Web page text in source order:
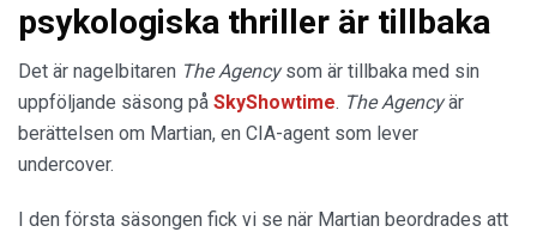
psykologiska thriller är tillbaka
Det är nagelbitaren The Agencysom är tillbaka med sin
uppföljande säsong på SkyShowtime. The Agencyär
berättelsen om Martian, en CIA-agent som lever
undercover.
I den första säsongen fick vi se när Martian beordrades att